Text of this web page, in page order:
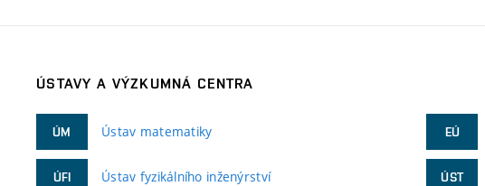
ÚSTAVY A VÝZKUMNÁ CENTRA
ÚM Ústav matematiky
ÚFI Ústav fyzikálního inženýrství
EÚ
ÚST